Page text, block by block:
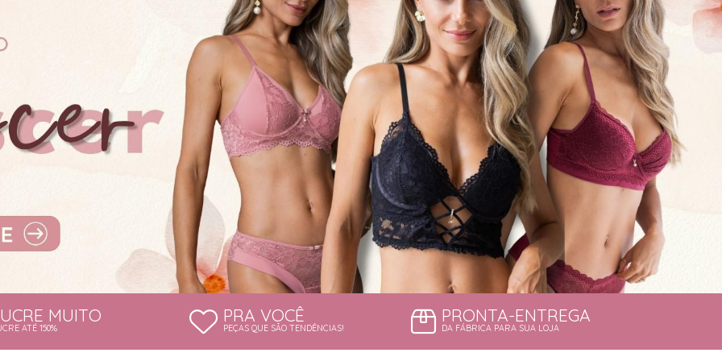
MUITO
ATÉ 150%
PRA VOCÊ
PEÇAS QUE SÃO TENDÊNCIAS!
PRONTA-ENTREGA
DA FÁBRICA PARA SUA LOJA